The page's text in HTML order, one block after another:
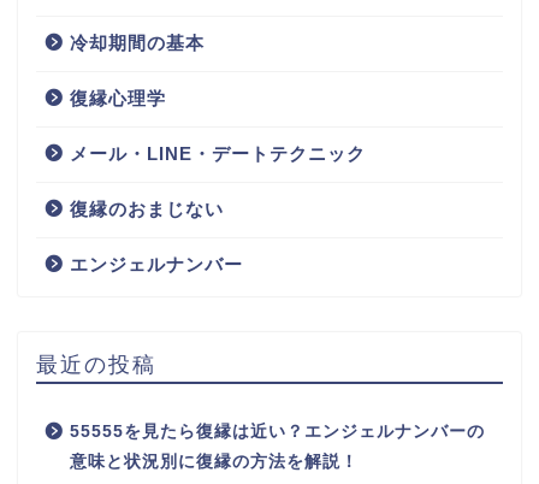
冷却期間の基本
復縁心理学
メール・LINE・デートテクニック
復縁のおまじない
エンジェルナンバー
最近の投稿
55555を見たら復縁は近い？エンジェルナンバーの
意味と状況別に復縁の方法を解説！